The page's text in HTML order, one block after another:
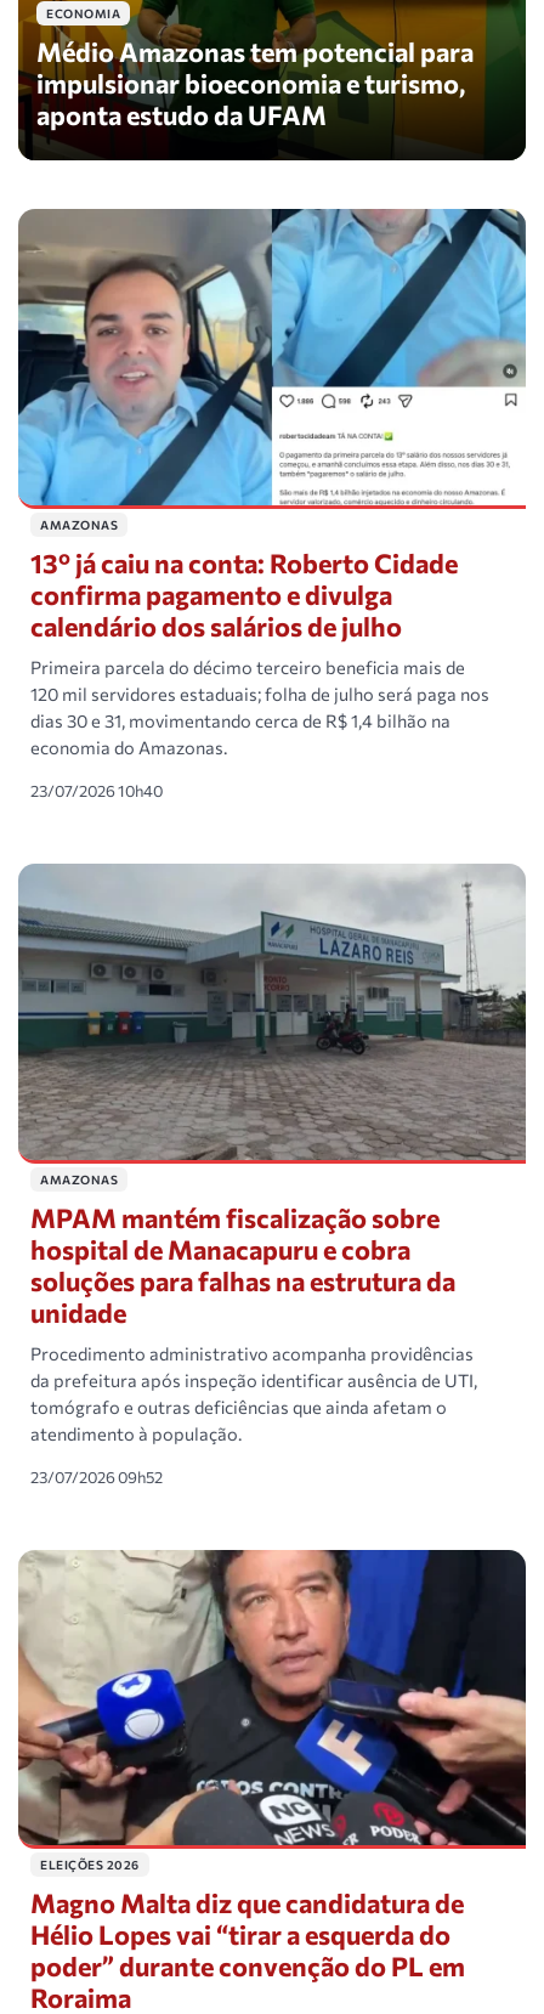
ECONOMIA
Médio Amazonas tem potencial para
impulsionar bioeconomia e turismo,
aponta estudo da UFAM
AMAZONAS
13º já caiu na conta: Roberto Cidade
confirma pagamento e divulga
calendário dos salários de julho
Primeira parcela do décimo terceiro beneficia mais de
120 mil servidores estaduais; folha de julho será paga nos
dias 30 e 31, movimentando cerca de R$ 1,4 bilhão na
economia do Amazonas.
23/07/2026 10h40
AMAZONAS
MPAM mantém fiscalização sobre
hospital de Manacapuru e cobra
soluções para falhas na estrutura da
unidade
Procedimento administrativo acompanha providências
da prefeitura após inspeção identificar ausência de UTI,
tomógrafo e outras deficiências que ainda afetam o
atendimento à população.
23/07/2026 09h52
ELEIÇÕES 2026
Magno Malta diz que candidatura de
Hélio Lopes vai “tirar a esquerda do
poder” durante convenção do PL em
Roraima